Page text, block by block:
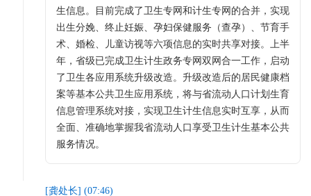
生信息。目前完成了卫生专网和计生专网的合并，实现
出生分娩、终止妊娠、孕妇保健服务（查孕）、节育手
术、婚检、儿童访视等六项信息的实时共享对接。上半
年，省级已完成卫生计生政务专网双网合一工作，启动
了卫生各应用系统升级改造。升级改造后的居民健康档
案等基本公共卫生应用系统，将与省流动人口计划生育
信息管理系统对接，实现卫生计生信息实时互享，从而
全面、准确地掌握我省流动人口享受卫生计生基本公共
服务情况。
[龚处长] (07:46)